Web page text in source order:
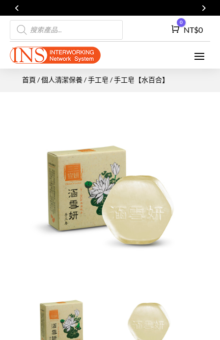
Products
search
Cart
0
NT$0
首頁 /個人清潔保養/手工皂 / 手工皂【水百合】